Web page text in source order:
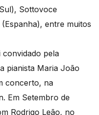
Sottovoce
entre muitos
convidado pela
pianista Maria João
concerto, na
Em Setembro de
Rodrigo Leão, no